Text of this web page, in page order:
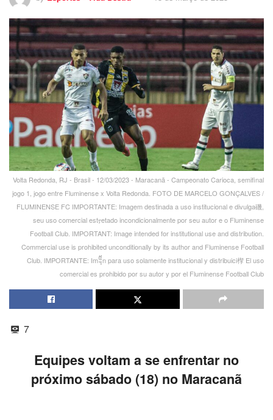
Volta Redonda, RJ - Brasil - 12/03/2023 - Maracanã - Campeonato Carioca, semifinal
jogo 1, jogo entre Fluminense x Volta Redonda. FOTO DE MARCELO GONÇALVES /
FLUMINENSE FC IMPORTANTE: Imagem destinada a uso institucional e divulga磯,
seu uso comercial estᠶetado incondicionalmente por seu autor e o Fluminense
Football Club. IMPORTANT: Image intended for institutional use and distribution.
Commercial use is prohibited unconditionally by its author and Fluminense Football
Club. IMPORTANTE: Im᧥n para uso solamente institucional y distribuici㮮 El uso
comercial es prohibido por su autor y por el Fluminense Football Club
7
Equipes voltam a se enfrentar no
próximo sábado (18) no Maracanã